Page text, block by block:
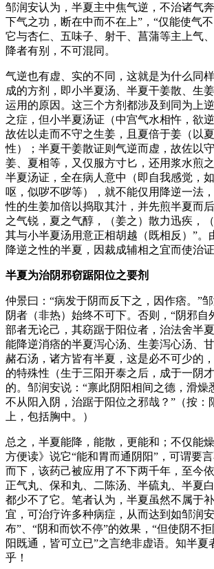
邹润安认为，半夏主中焦气逆，不治诸气
下气之功，断在中而不在上”，“仅能使气
它与杏仁、五味子、射干、菖蒲等主上气
降者有别，不可混同。
气逆也有虚、实的不同，这就是为什么同
成的方剂，即小半夏汤、半夏干姜散、生
运用的原因。这三个方剂都涉及到同为上
之症，但小半夏汤证（中宫气水相忤，欲
故佐以走而不守之生姜，且夏倍于姜（以
性）；半夏干姜散证则气逆而虚，故佐以
姜、夏相等，又仅服方寸匕，还用浆水煎
半夏汤证，全在病人意中（即自我感觉，
呕，似哕不哕等），就不能仅用降逆一法
性的生姜加倍以捣取其汁，并先煎半夏而
之气锐，夏之气醇，（姜之）散力迅疾，
其与小半夏汤用意正相胡越（既相反）”。
降逆之性的半夏，因裁成辅相之宜而使治证
半夏为治阴邪窃踞阳位之要剂
仲景曰：“病发于阴而反下之，因作痞。”
阴者（非热）始终不可下。否则，“阴邪自
部者无论己，其窈踞于阳位者，治法舍半
能降逆消痞的半夏泻心汤、生姜泻心汤、
赭石汤，诸方皆有半夏，这是必不可少的
的特殊性（生于三阳开泰之后，成于一阴
的。邹润安说：“禀此阴阳相间之德，滑燥
不从阳入阴，治踞于阳位之邪哉？”（按：
上，包括胸中。）
总之，半夏能降，能散，更能和；不仅能
方便读》说它“能和胃而通阴阳”，可谓要言
而下，该药己被应用了不下两千年，至今
正气丸、保和丸、二陈汤、半硫丸、半夏
都少不了它。笔者认为，半夏虽然不属于
宜，可治疗许多种病症，从而达到如邹润
布”、“阴和而饮不停”的效果，“但使阴不
阳既通，皆可立已”之言绝非虚语。知半夏
乎！